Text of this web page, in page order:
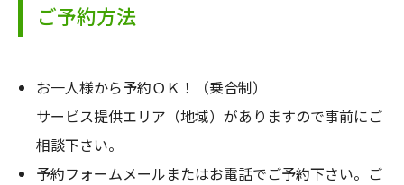
ご予約方法
お一人様から予約ＯＫ！（乗合制）
サービス提供エリア（地域）がありますので事前にご
相談下さい。
予約フォームメールまたはお電話でご予約下さい。ご